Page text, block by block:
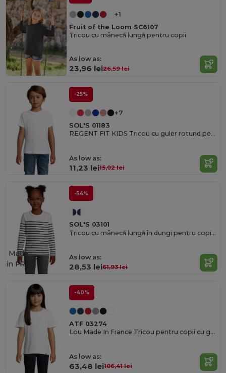
+1
Fruit of the Loom SC6107
Tricou cu mânecă lungă pentru copii
As low as:
23,96 lei26,59 lei
-25%
+7
SOL'S 01183
REGENT FIT KIDS Tricou cu guler rotund pentru copii
As low as:
11,23 lei15,02 lei
-54%
SOL'S 03101
Tricou cu mânecă lungă în dungi pentru copii Matelot Lsl Kids
As low as:
28,53 lei61,93 lei
Made
in FR
-40%
ATF 03274
Lou Made In France Tricou pentru copii cu guler rotund
As low as:
63,48 lei106,41 lei